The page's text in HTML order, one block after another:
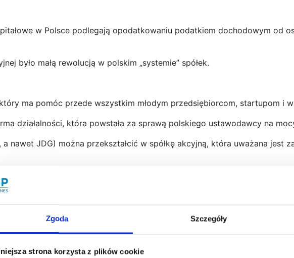
Zgoda Szczegóły
strona korzysta z plików cookie
w Polsce podlegają opodatkowaniu podatkiem dochodowym od
było małą rewolucją w polskim „systemie” spółek.
ma pomóc przede wszystkim młodym przedsiębiorcom, startupom i
działalności, która powstała za sprawą polskiego ustawodawcy na
a nawet JDG) można przekształcić w spółkę akcyjną, która uważana jest
od znanych do tej pory spółek kapitałowych to brak kapitału
atrakcyjna – forma prawna prowadzenia działalności. Jej zadaniem
finansowania czy też istotne jest łatwe obracanie akcjami.…
postaci Prostej Spółki Akcyjnej zostało przewidziane głównie z myślą o
pory brakowało i które mocno komplikowały życie założycieli i